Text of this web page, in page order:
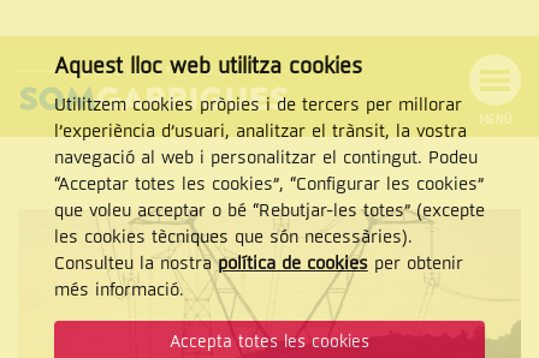
NAVEGACIÓ
MENÚ
Cercar
CERCAR
Aquest lloc web utilitza cookies
Utilitzem cookies pròpies i de tercers per millorar
l’experiència d’usuari, analitzar el trànsit, la vostra
navegació al web i personalitzar el contingut. Podeu
“Acceptar totes les cookies”, “Configurar les cookies”
que voleu acceptar o bé “Rebutjar-les totes” (excepte
les cookies tècniques que són necessàries).
Consulteu la nostrapolítica de cookiesper obtenir
més informació.
Accepta totes les cookies